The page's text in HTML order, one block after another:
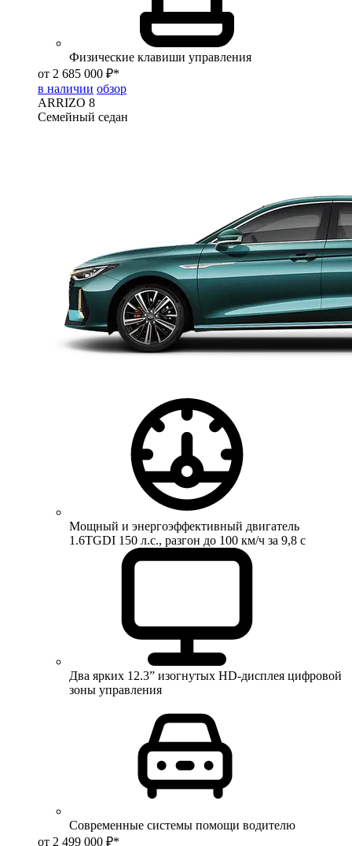
Физические клавиши управления
от 2 685 000 ₽*
в наличии обзор
ARRIZO 8
Семейный седан
Мощный и энергоэффективный двигатель
1.6TGDI 150 л.с., разгон до 100 км/ч за 9,8 с
Два ярких 12.3” изогнутых HD-дисплея цифровой
зоны управления
Современные системы помощи водителю
от 2 499 000 ₽*